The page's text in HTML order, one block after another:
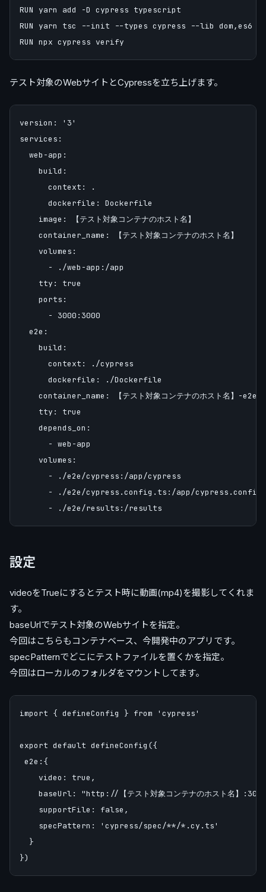
RUN yarn add -D cypress typescript
RUN yarn tsc --init --types cypress --lib dom,es6
テスト対象のWebサイトとCypressを立ち上げます。
version: '3'
services:
  web-app:
    build:
      context: .
      dockerfile: Dockerfile
    image: 【テスト対象コンテナのホスト名】
    container_name: 【テスト対象コンテナのホスト名】
    volumes:
      - ./web-app:/app
    tty: true
    ports:
      - 3000:3000
  e2e:
    build:
      context: ./cypress
      dockerfile: ./Dockerfile
    container_name: 【テスト対象コンテナのホスト名】-e2e
    tty: true
    depends_on:
      - web-app
    volumes:
      - ./e2e/cypress:/app/cypress
- ./e2e/cypress.config.ts:/app/
設定
videoをTrueにするとテスト時に動画(mp4)を撮影してくれま
す。
baseUrlでテスト対象のWebサイトを指定。
今回はこちらもコンテナベース、今開発中のアプリです。
specPatternでどこにテストファイルを置くかを指定。
今回はローカルのフォルダをマウントしてます。
import { defineConfig } from 'cypress'
export default defineConfig({
e2e:{
    video: true,
baseUrl: "http://【テスト対象コンテナのホスト名】
    supportFile: false,
    specPattern: 'cypress/spec/**/*.cy.ts'
  }